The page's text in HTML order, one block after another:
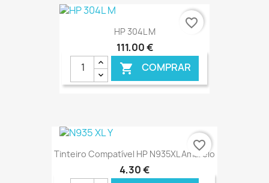
HP 304L M
111,00 €
 COMPRAR
€ ONLINE
favorite_border
Tinteiro Compatível HP N935XL Amarelo
4,30 €
favorite_border